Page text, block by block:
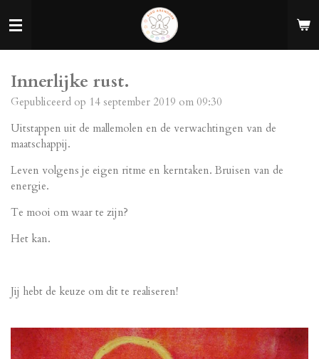
direct
hoofdinhoud
Innerlijke rust.
Gepubliceerd op 14 september 2019 om 09:30
Uitstappen uit de mallemolen en de verwachtingen van de
maatschappij.
Leven volgens je eigen ritme en kerntaken. Bruisen van de
energie.
Te mooi om waar te zijn?
Het kan.
Jij hebt de keuze om dit te realiseren!